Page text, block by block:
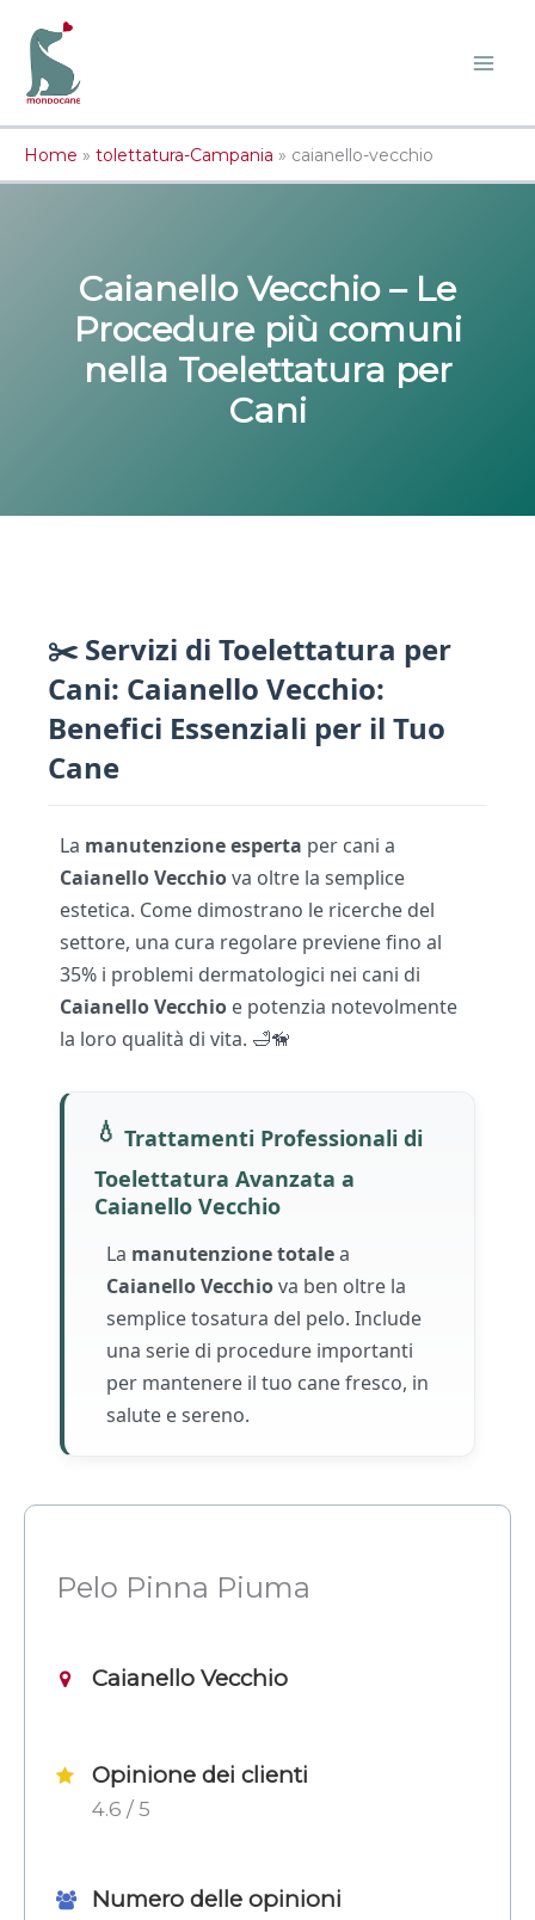
contenuto
Home » tolettatura-Campania » caianello-vecchio
Caianello Vecchio – Le
Procedure più comuni
nella Toelettatura per
Cani
✂️ Servizi di Toelettatura per
Cani: Caianello Vecchio:
Benefici Essenziali per il Tuo
Cane
La manutenzione esperta per cani a
Caianello Vecchiova oltre la semplice
estetica. Come dimostrano le ricerche del
settore, una cura regolare previene fino al
35% i problemi dermatologici nei cani di
Caianello Vecchio e potenzia notevolmente
la loro qualità di vita. 🛁🦮
💧 Trattamenti Professionali di
Toelettatura Avanzata a
Caianello Vecchio
La manutenzione totalea
Caianello Vecchiova ben oltre la
semplice tosatura del pelo. Include
una serie di procedure importanti
per mantenere il tuo cane fresco, in
salute e sereno.
Pelo Pinna Piuma
Caianello Vecchio
Opinione dei clienti
4.6 / 5
Numero delle opinioni